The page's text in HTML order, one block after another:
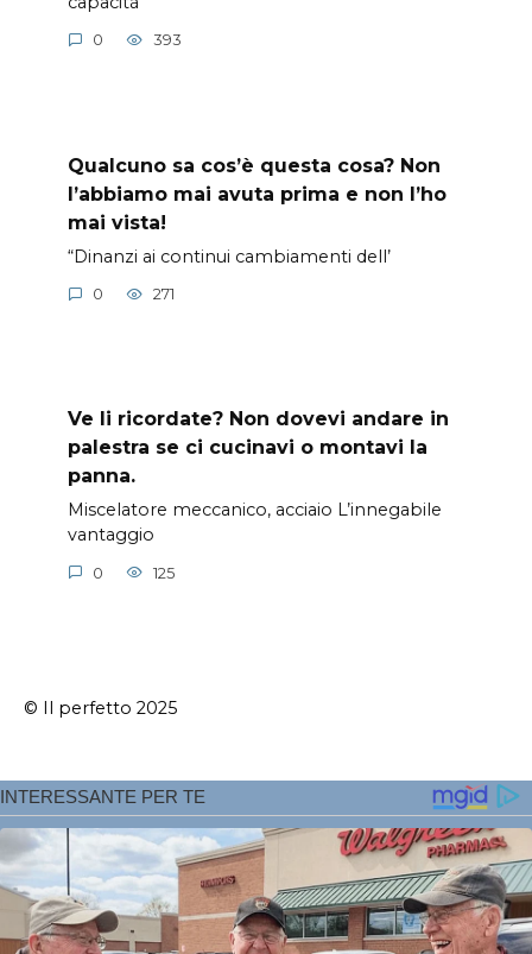
0 393
Qualcuno sa cos’è questa cosa? Non
l’abbiamo mai avuta prima e non l’ho
mai vista!
“Dinanzi ai continui cambiamenti dell’
0 271
Ve li ricordate? Non dovevi andare in
palestra se ci cucinavi o montavi la
panna.
Miscelatore meccanico, acciaio L’innegabile
vantaggio
0 125
© Il perfetto 2025